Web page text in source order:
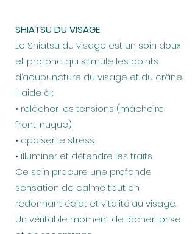
SHIATSU DU VISAGE
Le Shiatsu du visage est un soin doux
et profond qui stimule les points
d’acupuncture du visage et du crâne.
Il aide à :
• relâcher les tensions (mâchoire,
front, nuque)
• apaiser le stress
• illuminer et détendre les traits
Ce soin procure une profonde
sensation de calme tout en
redonnant éclat et vitalité au visage.
Un véritable moment de lâcher-prise